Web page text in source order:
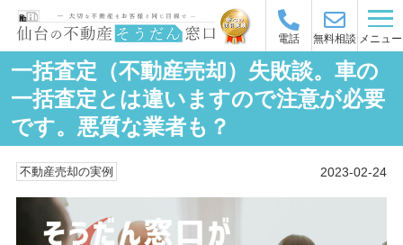
電話 無料相談 メニュー
一括査定（不動産売却）失敗談。車の
一括査定とは違いますので注意が必要
です。悪質な業者も？
不動産売却の実例 2023-02-24